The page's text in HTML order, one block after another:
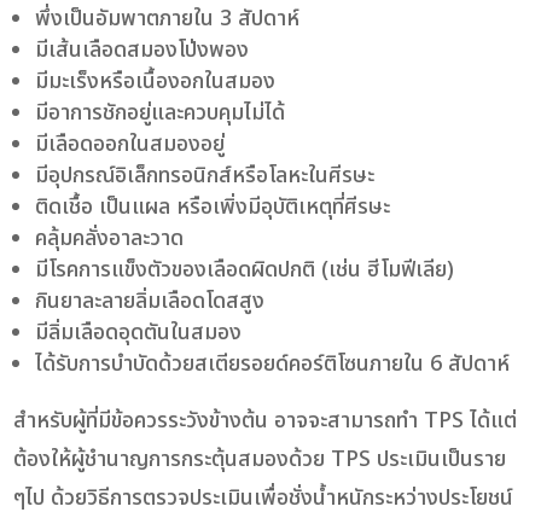
พึ่งเป็นอัมพาตภายใน 3 สัปดาห์
มีเส้นเลือดสมองโป่งพอง
มีมะเร็งหรือเนื้องอกในสมอง
มีอาการชักอยู่และควบคุมไม่ได้
มีเลือดออกในสมองอยู่
มีอุปกรณ์อิเล็กทรอนิกส์หรือโลหะในศีรษะ
ติดเชื้อ เป็นแผล หรือเพิ่งมีอุบัติเหตุที่ศีรษะ
คลุ้มคลั่งอาละวาด
มีโรคการแข็งตัวของเลือดผิดปกติ (เช่น ฮีโมฟีเลีย)
กินยาละลายลิ่มเลือดโดสสูง
มีลิ่มเลือดอุดตันในสมอง
ได้รับการบำบัดด้วยสเตียรอยด์คอร์ติโซนภายใน 6 สัปดาห์
สำหรับผู้ที่มีข้อควรระวังข้างต้น อาจจะสามารถทำ TPS ได้แต่
ต้องให้ผู้ชำนาญการกระตุ้นสมองด้วย TPS ประเมินเป็นราย
ๆไป ด้วยวิธีการตรวจประเมินเพื่อชั่งน้ำหนักระหว่างประโยชน์